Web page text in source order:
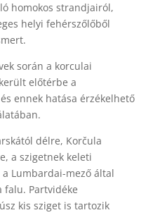
homokos strandjairól,
helyi fehérszőlőből
során a korculai
előtérbe a
ennek hatása érzékelhető
délre, Korčula
a szigetnek keleti
Lumbardai-mező által
falu. Partvidéke
kis sziget is tartozik